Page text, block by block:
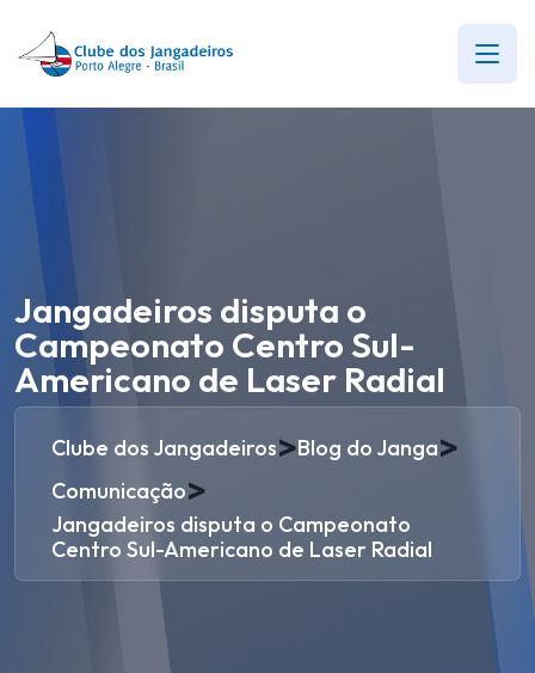
Jangadeiros disputa o
Campeonato Centro Sul-
Americano de Laser Radial
Clube dos Jangadeiros>Blog do Janga>
Comunicação>
Jangadeiros disputa o Campeonato
Centro Sul-Americano de Laser Radial